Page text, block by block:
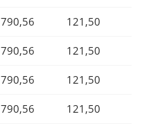
790,56 121,50
790,56 121,50
790,56 121,50
790,56 121,50